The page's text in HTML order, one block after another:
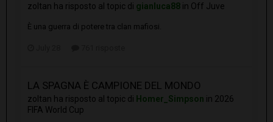
zoltan ha risposto al topic di gianluca88 in Off Juve
È una guerra di potere tra clan mafiosi.
LA SPAGNA È CAMPIONE DEL MONDO
zoltan ha risposto al topic di Homer_Simpson in 2026
FIFA World Cup